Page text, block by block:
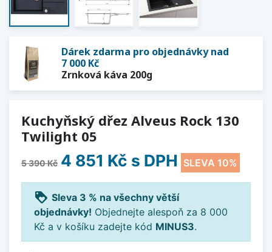
Dárek zdarma pro objednávky nad
7 000 Kč
Zrnková káva 200g
Kuchyňský dřez Alveus Rock 130
Twilight 05
5 390 Kč 4 851 Kč s DPH SLEVA 10%
loyalty Sleva 3 % na všechny větší
objednávky! Objednejte alespoň za 8 000
Kč a v košíku zadejte kód MINUS3.